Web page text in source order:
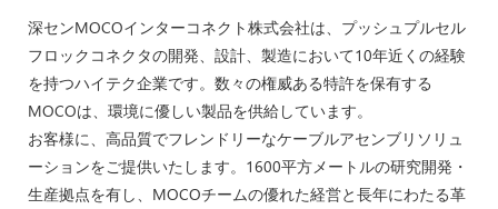
深センMOCOインターコネクト株式会社は、プッシュプルセル
フロックコネクタの開発、設計、製造において10年近くの経験
を持つハイテク企業です。数々の権威ある特許を保有する
MOCOは、環境に優しい製品を供給しています。
お客様に、高品質でフレンドリーなケーブルアセンブリソリュ
ーションをご提供いたします。1600平方メートルの研究開発・
生産拠点を有し、MOCOチームの優れた経営と長年にわたる革